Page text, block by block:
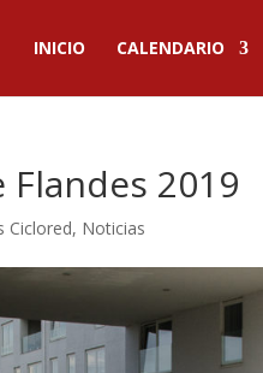
INICIO CALENDARIO
2019
Ciclored, Noticias